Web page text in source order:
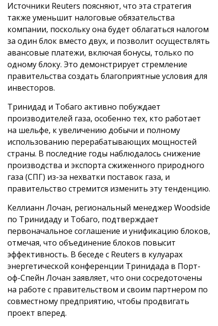
Источники Reuters поясняют, что эта стратегия
также уменьшит налоговые обязательства
компании, поскольку она будет облагаться налогом
за один блок вместо двух, и позволит осуществлять
авансовые платежи, включая бонусы, только по
одному блоку. Это демонстрирует стремление
правительства создать благоприятные условия для
инвесторов.
Тринидад и Тобаго активно побуждает
производителей газа, особенно тех, кто работает
на шельфе, к увеличению добычи и полному
использованию перерабатывающих мощностей
страны. В последние годы наблюдалось снижение
производства и экспорта сжиженного природного
газа (СПГ) из-за нехватки поставок газа, и
правительство стремится изменить эту тенденцию.
Келлианн Лочан, региональный менеджер Woodside
по Тринидаду и Тобаго, подтверждает
первоначальное соглашение и унификацию блоков,
отмечая, что объединение блоков повысит
эффективность. В беседе с Reuters в кулуарах
энергетической конференции Тринидада в Порт-
оф-Спейн Лочан заявляет, что они сосредоточены
на работе с правительством и своим партнером по
совместному предприятию, чтобы продвигать
проект вперед.